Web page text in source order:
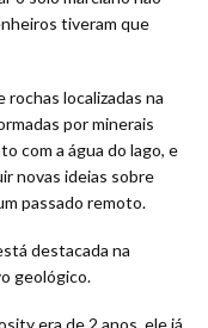
tiveram que
rochas localizadas na
por minerais
com a água do lago, e
novas ideias sobre
passado remoto.
destacada na
geológico.
era de 2 anos, ele já